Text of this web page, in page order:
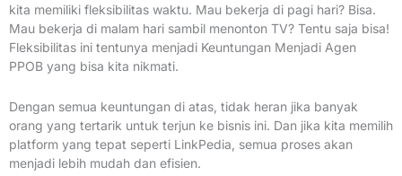
kita memiliki fleksibilitas waktu. Mau bekerja di pagi hari? Bisa.
Mau bekerja di malam hari sambil menonton TV? Tentu saja bisa!
Fleksibilitas ini tentunya menjadi Keuntungan Menjadi Agen
PPOB yang bisa kita nikmati.
Dengan semua keuntungan di atas, tidak heran jika banyak
orang yang tertarik untuk terjun ke bisnis ini. Dan jika kita memilih
platform yang tepat seperti LinkPedia, semua proses akan
menjadi lebih mudah dan efisien.